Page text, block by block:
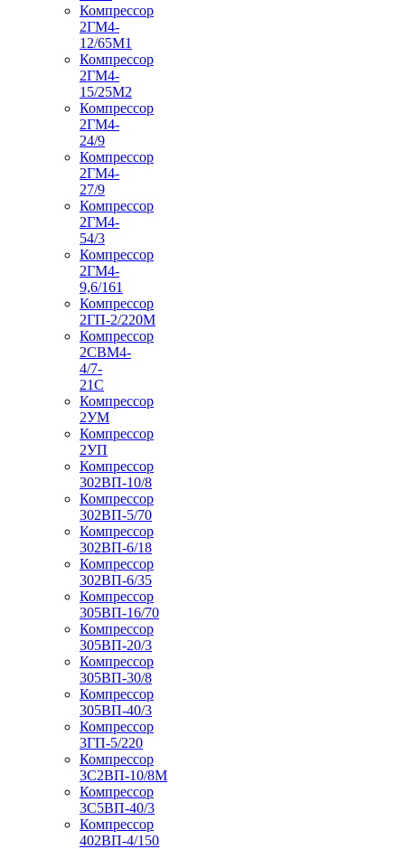
Компрессор
2ГМ4-
12/65М1
Компрессор
2ГМ4-
15/25М2
Компрессор
2ГМ4-
24/9
Компрессор
2ГМ4-
27/9
Компрессор
2ГМ4-
54/3
Компрессор
2ГМ4-
9,6/161
Компрессор
2ГП-2/220М
Компрессор
2СВМ4-
4/7-
21С
Компрессор
2УМ
Компрессор
2УП
Компрессор
302ВП-10/8
Компрессор
302ВП-5/70
Компрессор
302ВП-6/18
Компрессор
302ВП-6/35
Компрессор
305ВП-16/70
Компрессор
305ВП-20/3
Компрессор
305ВП-30/8
Компрессор
305ВП-40/3
Компрессор
3ГП-5/220
Компрессор
3С2ВП-10/8М
Компрессор
3С5ВП-40/3
Компрессор
402ВП-4/150